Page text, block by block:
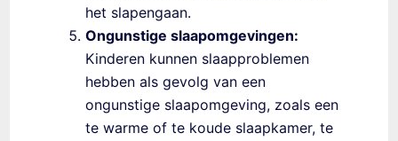
het slapengaan.
Ongunstige slaapomgevingen:
Kinderen kunnen slaapproblemen
hebben als gevolg van een
ongunstige slaapomgeving, zoals een
te warme of te koude slaapkamer, te